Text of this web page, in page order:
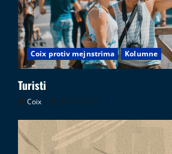
Coix protiv mejnstrima Kolumne
Turisti
Coix 08.08.2026